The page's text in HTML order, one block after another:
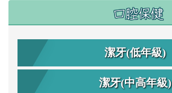
口腔保健
潔牙(低年級)
潔牙(中高年級)